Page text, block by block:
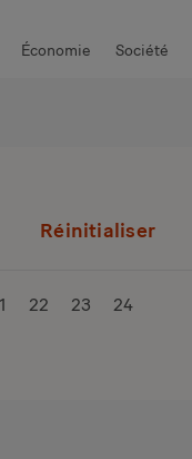
Économie Société
Réinitialiser
22 23 24